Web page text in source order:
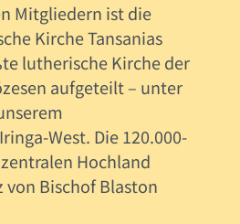
Mitgliedern ist die
Kirche Tansanias
lutherische Kirche der
aufgeteilt – unter
West. Die 120.000-
Hochland
von Bischof Blaston